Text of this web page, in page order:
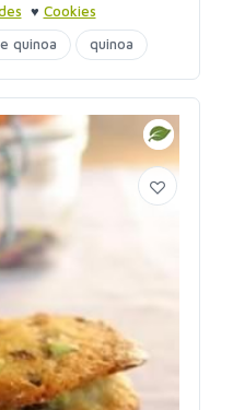
♥ Cookies
quinoa quinoa